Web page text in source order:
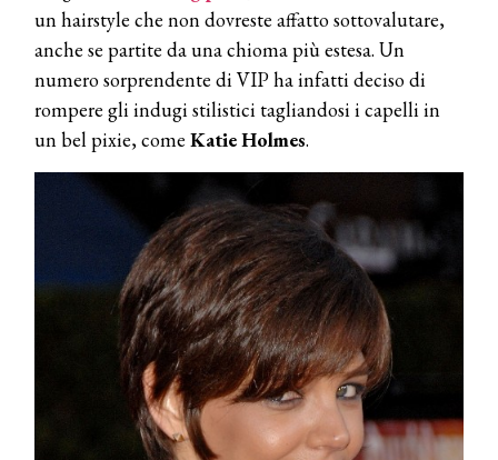
un hairstyle che non dovreste affatto sottovalutare,
anche se partite da una chioma più estesa. Un
numero sorprendente di VIP ha infatti deciso di
rompere gli indugi stilistici tagliandosi i capelli in
un bel pixie, come Katie Holmes.